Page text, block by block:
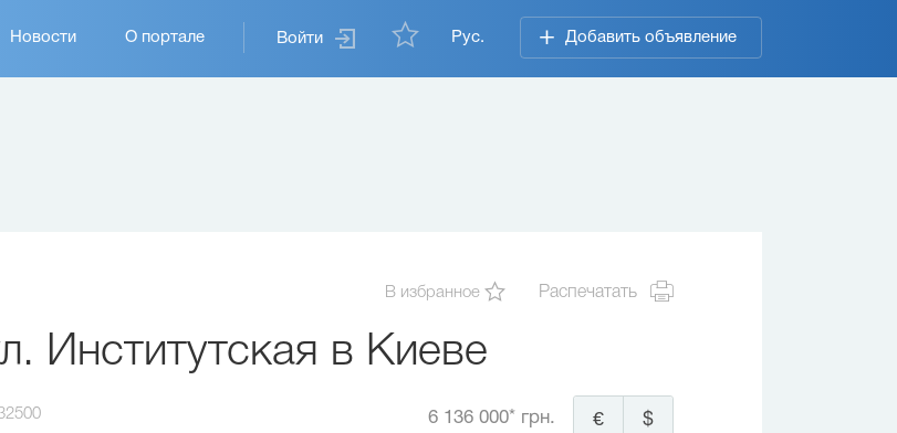
Войти Рус. Добавить объявление
Новости О портале
В избранное Распечатать
Институтская в Киеве
6 136 000* грн. $
€